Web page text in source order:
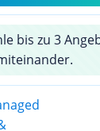
bis zu 3